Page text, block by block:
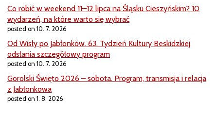
Co robić w weekend 11–12 lipca na Śląsku Cieszyńskim? 10
wydarzeń, na które warto się wybrać
posted on 10. 7. 2026
Od Wisły po Jabłonków. 63. Tydzień Kultury Beskidzkiej
odsłania szczegółowy program
posted on 10. 7. 2026
Gorolski Święto 2026 – sobota. Program, transmisja i relacja
z Jabłonkowa
posted on 1. 8. 2026